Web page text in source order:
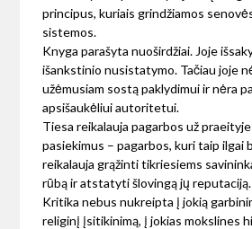
principus, kuriais grindžiamos
sistemos.
Knyga parašyta nuoširdžiai. Joje
išankstinio nusistatymo. Tačiau joje
užėmusiam sostą paklydimui ir nėra
apsišaukėliui autoritetui.
Tiesa reikalauja pagarbos už
pasiekimus – pagarbos, kuri taip ilgai
reikalauja grąžinti tikriesiems
rūbą ir atstatyti šlovingą jų reputaciją.
Kritika nebus nukreipta į jokią
religinį įsitikinimą, į jokias mokslines